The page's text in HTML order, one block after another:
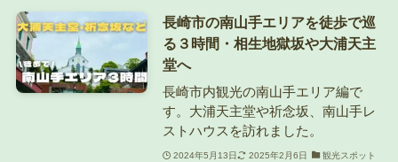
長崎市の南山手エリアを徒歩で巡
る３時間・相生地獄坂や大浦天主
堂へ
長崎市内観光の南山手エリア編で
す。大浦天主堂や祈念坂、南山手レ
ストハウスを訪れました。
2024年5月13日 2025年2月6日 観光スポット